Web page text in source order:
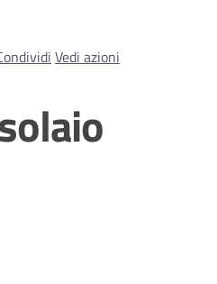
Vedi azioni